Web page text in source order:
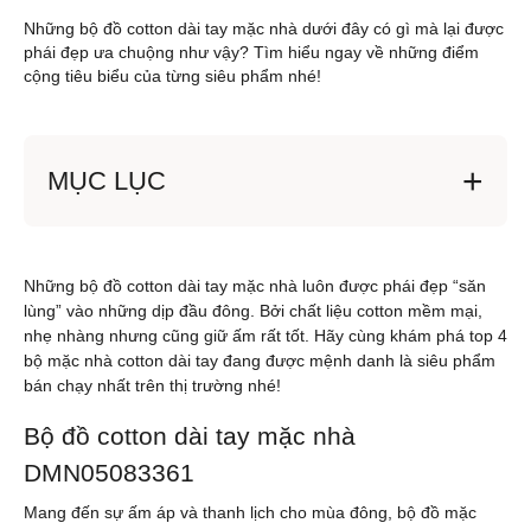
Những bộ đồ cotton dài tay mặc nhà dưới đây có gì mà lại được
phái đẹp ưa chuộng như vậy? Tìm hiểu ngay về những điểm
cộng tiêu biểu của từng siêu phẩm nhé!
MỤC LỤC
Những bộ đồ cotton dài tay mặc nhà luôn được phái đẹp “săn
lùng” vào những dịp đầu đông. Bởi chất liệu cotton mềm mại,
nhẹ nhàng nhưng cũng giữ ấm rất tốt. Hãy cùng khám phá top 4
bộ mặc nhà cotton dài tay đang được mệnh danh là siêu phẩm
bán chạy nhất trên thị trường nhé!
Bộ đồ cotton dài tay mặc nhà
DMN05083361
Mang đến sự ấm áp và thanh lịch cho mùa đông, bộ đồ mặc